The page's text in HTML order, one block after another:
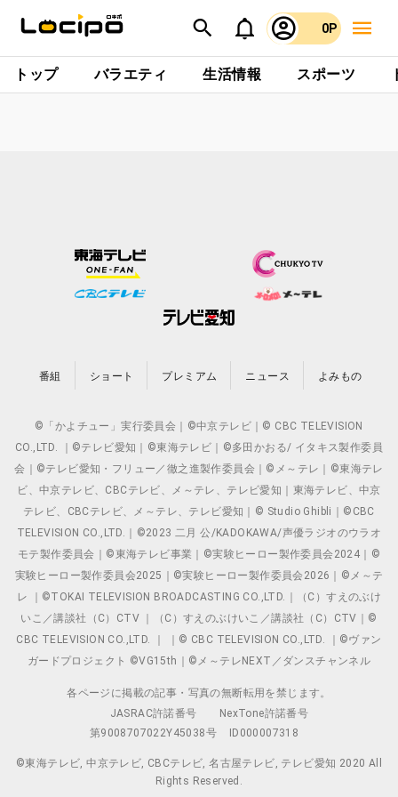
0P
トップ バラエティ 生活情報 スポーツ
番組 ショート プレミアム ニュース よみもの
©「かよチュー」実行委員会｜©中京テレビ｜© CBC TELEVISION
CO.,LTD. ｜©テレビ愛知｜©東海テレビ｜©多田かおる/ イタキス製作委員
会｜©テレビ愛知・フリュー／徹之進製作委員会｜©メ～テレ｜©東海テレ
ビ、中京テレビ、CBCテレビ、メ～テレ、テレビ愛知｜東海テレビ、中京
テレビ、CBCテレビ、メ～テレ、テレビ愛知｜© Studio Ghibli｜©CBC
TELEVISION CO.,LTD.｜©2023 二月 公/KADOKAWA/声優ラジオのウラオ
モテ製作委員会｜©東海テレビ事業｜©実験ヒーロー製作委員会2024｜©
実験ヒーロー製作委員会2025｜©実験ヒーロー製作委員会2026｜©メ～テ
レ ｜©TOKAI TELEVISION BROADCASTING CO.,LTD.｜（C）すえのぶけ
いこ／講談社（C）CTV ｜（C）すえのぶけいこ／講談社（C）CTV｜©
CBC TELEVISION CO.,LTD. ｜ ｜© CBC TELEVISION CO.,LTD. ｜©ヴァン
ガードプロジェクト ©VG15th｜©メ～テレNEXT／ダンスチャンネル
各ページに掲載の記事・写真の無断転用を禁じます。
JASRAC許諾番号
NexTone許諾番号
第9008707022Y45038号
ID000007318
©東海テレビ, 中京テレビ, CBCテレビ, 名古屋テレビ, テレビ愛知 2020 All
Rights Reserved.